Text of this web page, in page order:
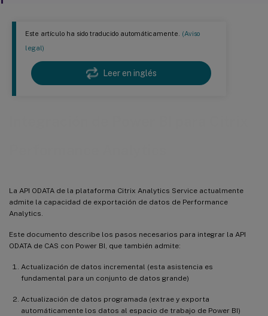
Este artículo ha sido traducido automáticamente. (Aviso
legal)
Leer en inglés
La API ODATA de la plataforma Citrix Analytics Service actualmente
admite la capacidad de exportación de datos de Performance
Analytics.
Este documento describe los pasos necesarios para integrar la API
ODATA de CAS con Power BI, que también admite:
Actualización de datos incremental (esta asistencia es
fundamental para un conjunto de datos grande)
Actualización de datos programada (extrae y exporta
automáticamente los datos al espacio de trabajo de Power BI)